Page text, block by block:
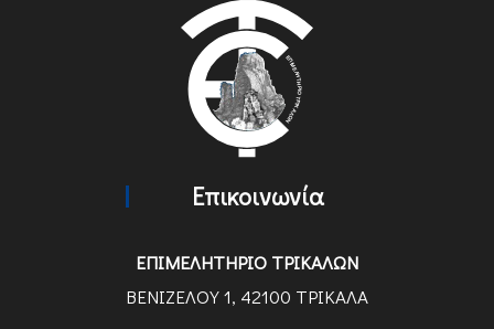
Επικοινωνία
ΕΠΙΜΕΛΗΤΗΡΙΟ ΤΡΙΚΑΛΩΝ
ΒΕΝΙΖΕΛΟΥ 1, 42100 ΤΡΙΚΑΛΑ